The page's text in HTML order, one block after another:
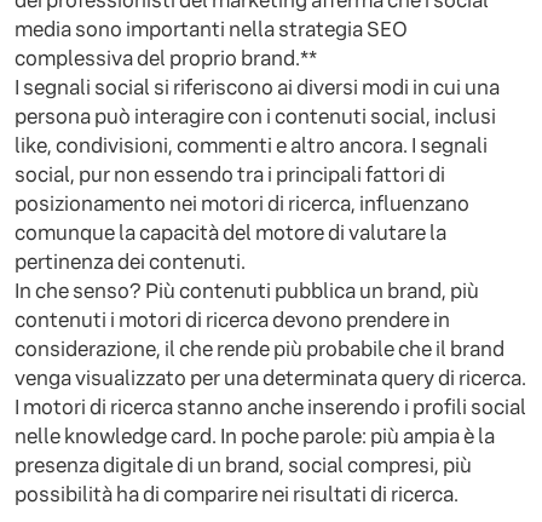
media sono importanti nella strategia SEO
complessiva del proprio brand.**
I segnali social si riferiscono ai diversi modi in cui una
persona può interagire con i contenuti social, inclusi
like, condivisioni, commenti e altro ancora. I segnali
social, pur non essendo tra i principali fattori di
posizionamento nei motori di ricerca, influenzano
comunque la capacità del motore di valutare la
pertinenza dei contenuti.
In che senso? Più contenuti pubblica un brand, più
contenuti i motori di ricerca devono prendere in
considerazione, il che rende più probabile che il brand
venga visualizzato per una determinata query di ricerca.
I motori di ricerca stanno anche inserendo i profili social
nelle knowledge card. In poche parole: più ampia è la
presenza digitale di un brand, social compresi, più
possibilità ha di comparire nei risultati di ricerca.